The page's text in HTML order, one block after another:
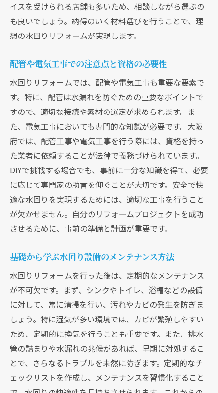
イスを受けられる店舗も多いため、相談しながら選ぶの
も良いでしょう。納得のいく材料選びを行うことで、理
想の水回りリフォームが実現します。
配管や電気工事での注意点と資格の必要性
水回りリフォームでは、配管や電気工事も重要な要素で
す。特に、配管は水漏れを防ぐための重要なポイントで
すので、適切な接続や素材の選定が求められます。ま
た、電気工事においても専門的な知識が必要です。大阪
府では、配管工事や電気工事を行う際には、資格を持っ
た業者に依頼することが法律で義務づけられています。
DIYで挑戦する場合でも、事前に十分な知識を得て、必要
に応じて専門家の助言を仰ぐことが大切です。安全で快
適な水回りを実現するためには、適切な工事を行うこと
が欠かせません。自分のリフォームプロジェクトを成功
させるために、事前の準備と計画が重要です。
基礎から学ぶ水回り設備のメンテナンス方法
水回りリフォームを行った後は、定期的なメンテナンス
が不可欠です。まず、シンクやトイレ、浴槽などの設備
に対して、常に清掃を行い、汚れやカビの発生を防ぎま
しょう。特に湿気が多い環境では、カビが繁殖しやすい
ため、定期的に換気を行うことも重要です。また、排水
管の詰まりや水漏れの兆候があれば、早期に対処するこ
とで、さらなるトラブルを未然に防ぎます。定期的なチ
ェックリストを作成し、メンテナンスを習慣化すること